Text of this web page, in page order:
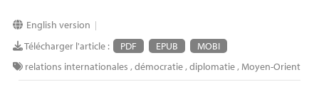
English version |
Télécharger l'article : PDF EPUB
MOBI
relations internationales ,démocratie,diplomatie, Moyen-Orient